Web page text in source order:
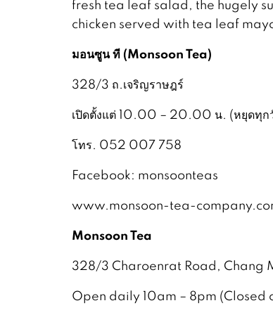
fresh tea leaf salad, the hugely
chicken served with tea leaf
มอนซูน ที (Monsoon Tea)
328/3 ถ.เจริญราษฎร์​
เปิดตั้งแต่ 10.00 – 20.00 น. (หยุดทุก
โทร. 052 007 758
Facebook: monsoonteas
www.monsoon-tea-
Monsoon Tea
328/3 Charoenrat Road,
Open daily 10am – 8pm (Closed